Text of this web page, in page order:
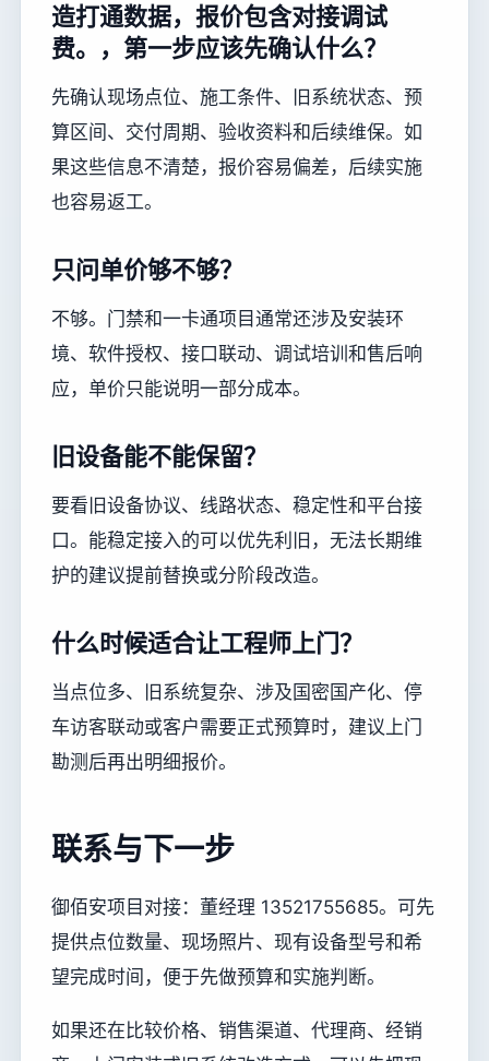
造打通数据，报价包含对接调试
费。，第一步应该先确认什么？
先确认现场点位、施工条件、旧系统状态、预
算区间、交付周期、验收资料和后续维保。如
果这些信息不清楚，报价容易偏差，后续实施
也容易返工。
只问单价够不够？
不够。门禁和一卡通项目通常还涉及安装环
境、软件授权、接口联动、调试培训和售后响
应，单价只能说明一部分成本。
旧设备能不能保留？
要看旧设备协议、线路状态、稳定性和平台接
口。能稳定接入的可以优先利旧，无法长期维
护的建议提前替换或分阶段改造。
什么时候适合让工程师上门？
当点位多、旧系统复杂、涉及国密国产化、停
车访客联动或客户需要正式预算时，建议上门
勘测后再出明细报价。
联系与下一步
御佰安项目对接：董经理 13521755685。可先
提供点位数量、现场照片、现有设备型号和希
望完成时间，便于先做预算和实施判断。
如果还在比较价格、销售渠道、代理商、经销